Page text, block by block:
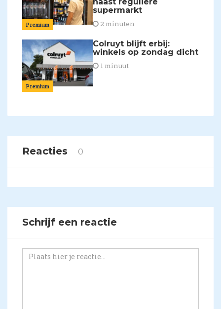
Premium
supermarkt
2 minuten
Premium
Colruyt blijft erbij:
winkels op zondag dicht
1 minuut
Reacties 0
Schrijf een reactie